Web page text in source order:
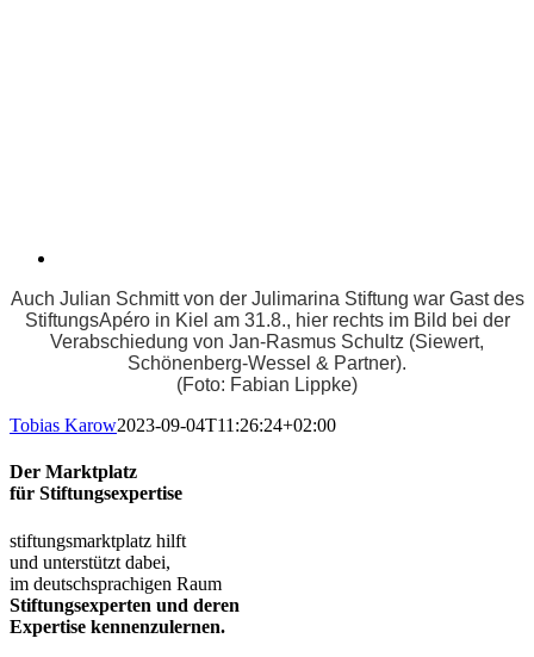
Auch Julian Schmitt von der Julimarina Stiftung war Gast des
StiftungsApéro in Kiel am 31.8., hier rechts im Bild bei der
Verabschiedung von Jan-Rasmus Schultz (Siewert,
Schönenberg-Wessel & Partner).
(Foto: Fabian Lippke)
Tobias Karow2023-09-04T11:26:24+02:00
Der Marktplatz
für Stiftungsexpertise
stiftungsmarktplatz hilft
und unterstützt dabei,
im deutschsprachigen Raum
Stiftungsexperten und deren
Expertise kennenzulernen.